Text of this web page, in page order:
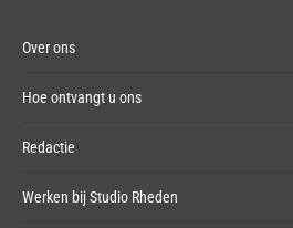
Over ons
Hoe ontvangt u ons
Redactie
Werken bij Studio Rheden